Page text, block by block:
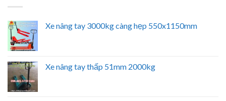
Xe nâng tay 3000kg càng hẹp 550x1150mm
Xe nâng tay thấp 51mm 2000kg